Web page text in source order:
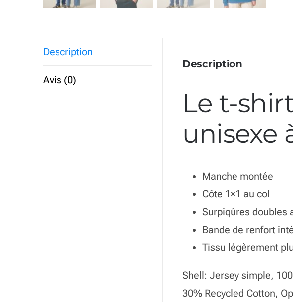
Description
Avis (0)
Description
Le t-
unisexe
Manche montée
Côte 1×1 au col
Surpiqûres doubles
Bande de renfort
Tissu légèrement
Shell: Jersey simple,
30% Recycled Cotton,